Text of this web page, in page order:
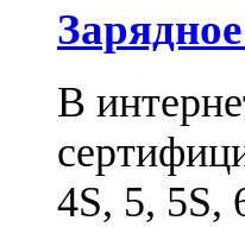
В
4S, 5, 5S,